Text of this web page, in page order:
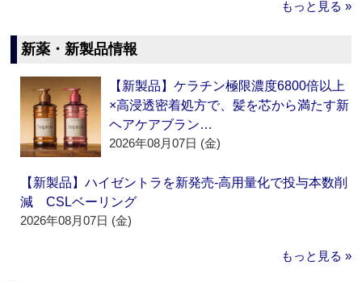
もっと見る »
新薬・新製品情報
【新製品】ケラチン極限濃度6800倍以上
×高浸透密着処方で、髪を芯から満たす新
ヘアケアブラン…
2026年08月07日 (金)
【新製品】ハイゼントラを新発売‐高用量化で投与本数削
減 CSLベーリング
2026年08月07日 (金)
もっと見る »